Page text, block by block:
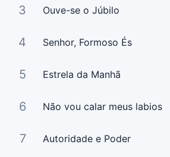
3 Ouve-se o Júbilo
4 Senhor, Formoso És
5 Estrela da Manhã
6 Não vou calar meus labios
7 Autoridade e Poder